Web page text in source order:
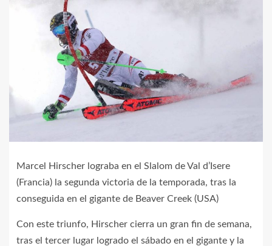
Marcel Hirscher lograba en el Slalom de Val d’Isere
(Francia) la segunda victoria de la temporada, tras la
conseguida en el gigante de Beaver Creek (USA)
Con este triunfo, Hirscher cierra un gran fin de semana,
tras el tercer lugar logrado el sábado en el gigante y la